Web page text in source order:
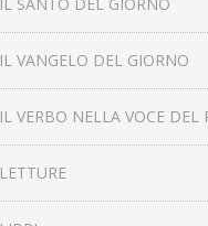
IL VANGELO DEL GIORNO
IL VERBO NELLA VOCE DEL
LETTURE